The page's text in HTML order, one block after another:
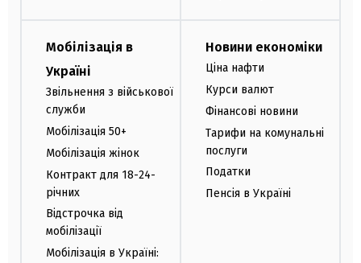
Мобілізація в
Україні
Звільнення з військової
служби
Мобілізація 50+
Мобілізація жінок
Контракт для 18-24-
річних
Відстрочка від
мобілізації
Мобілізація в Україні:
Новини економіки
Ціна нафти
Курси валют
Фінансові новини
Тарифи на комунальні
послуги
Податки
Пенсія в Україні